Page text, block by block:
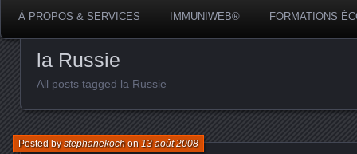
À PROPOS & SERVICES IMMUNIWEB® FORMATIONS
la Russie
All posts tagged la Russie
Posted bystephanekochon 13 août 2008